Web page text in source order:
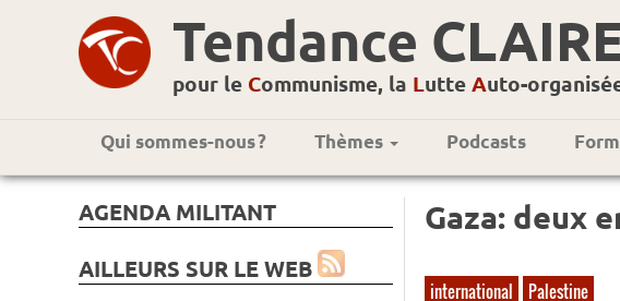
Tendance
pour le Communisme, la Lutte Auto-
Qui sommes-nous ? Thèmes Podcasts
AGENDA MILITANT
AILLEURS SUR LE WEB
Gaza: deux
international Palestine